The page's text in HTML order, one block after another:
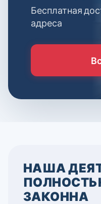
Бесплатная
адреса
НАША
ЗАКОННА